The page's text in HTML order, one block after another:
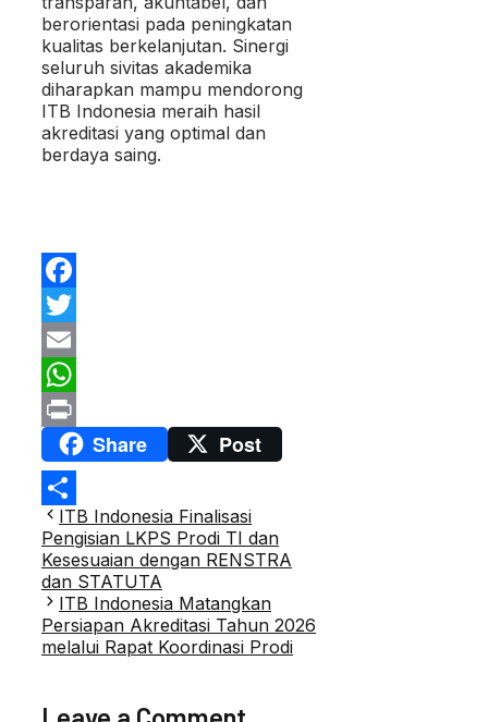
berorientasi pada peningkatan
kualitas berkelanjutan. Sinergi
seluruh sivitas akademika
diharapkan mampu mendorong
ITB Indonesia meraih hasil
akreditasi yang optimal dan
berdaya saing.
Facebook
Twitter
Email
WhatsApp
Print Share Post
Share
Post
navigation
ITB Indonesia Finalisasi
Pengisian LKPS Prodi TI dan
Kesesuaian dengan RENSTRA
dan STATUTA
ITB Indonesia Matangkan
Persiapan Akreditasi Tahun 2026
melalui Rapat Koordinasi Prodi